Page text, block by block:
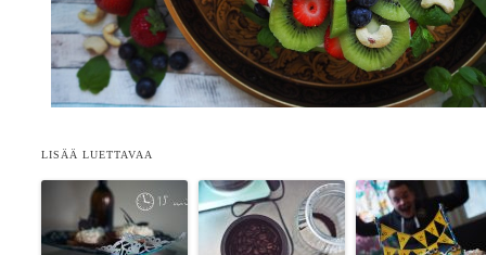
LISÄÄ LUETTAVAA